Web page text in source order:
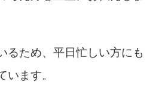
るため、平日忙しい方にも
います。